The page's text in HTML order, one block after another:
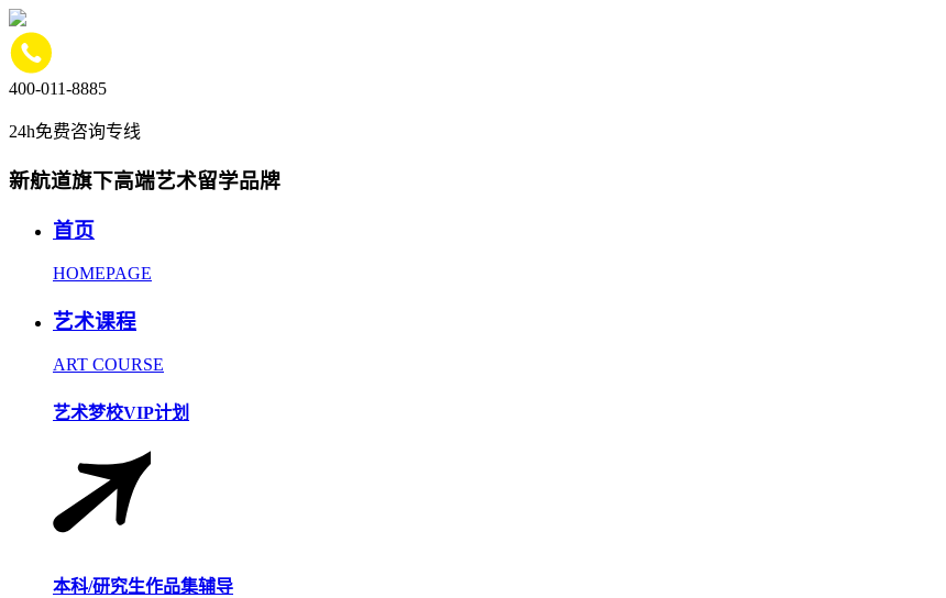
400-011-8885
24h免费咨询专线
新航道旗下高端艺术留学品牌
首页
HOMEPAGE
艺术课程
ART COURSE
艺术梦校VIP计划
本科/研究生作品集辅导